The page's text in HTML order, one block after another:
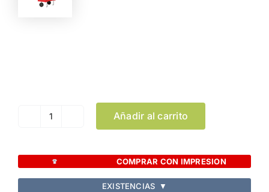
Carro
Fasty
cantidad
Añadir al carrito
COMPRAR CON IMPRESION
EXISTENCIAS ▼